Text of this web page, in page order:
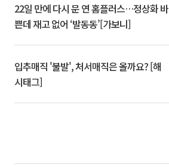
22일 만에 다시 문 연 홈플러스…정상화 바
쁜데 재고 없어 ‘발동동’[가보니]
입추매직 '불발', 처서매직은 올까요? [해
시태그]